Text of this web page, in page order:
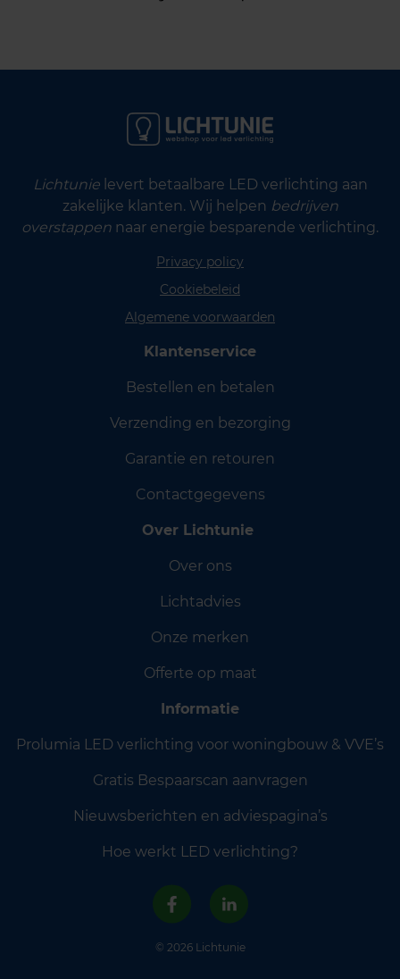
Lichtunielevert betaalbare LED verlichting aan
zakelijke klanten. Wij helpen bedrijven
overstappen naar energie besparende verlichting.
Privacy policy
Cookiebeleid
Algemene voorwaarden
Klantenservice
Bestellen en betalen
Verzending en bezorging
Garantie en retouren
Contactgegevens
Over Lichtunie
Over ons
Lichtadvies
Onze merken
Offerte op maat
Informatie
Prolumia LED verlichting voor woningbouw & VVE’s
Gratis Bespaarscan aanvragen
Nieuwsberichten en adviespagina’s
Hoe werkt LED verlichting?
© 2026 Lichtunie